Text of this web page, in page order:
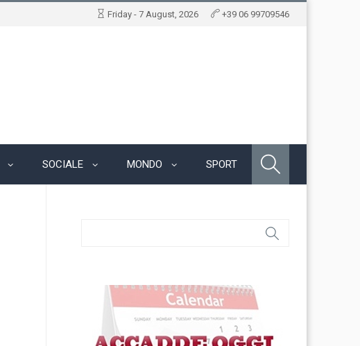
Friday - 7 August, 2026 +39 06 99709546
SOCIALE MONDO SPORT